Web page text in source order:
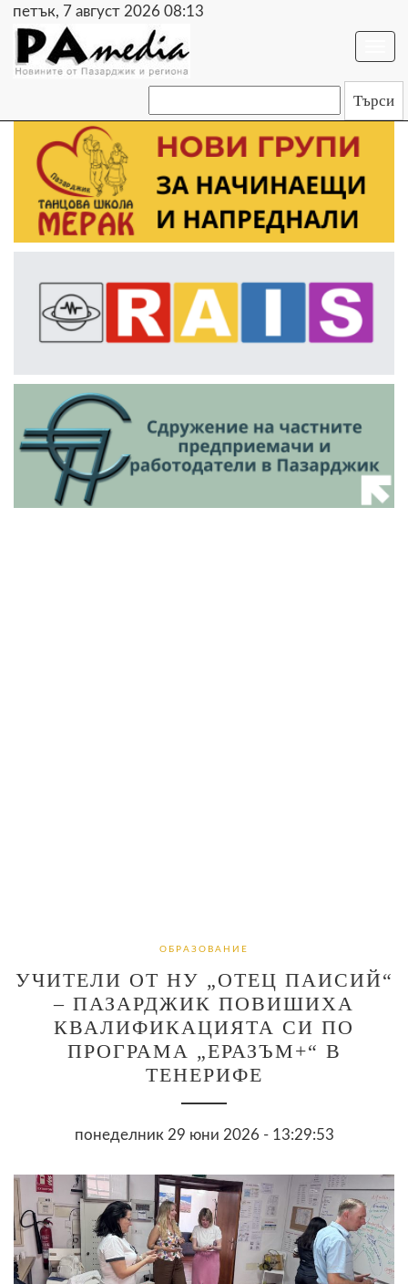
петък, 7 август 2026 08:13
ОБРАЗОВАНИЕ
УЧИТЕЛИ ОТ НУ „ОТЕЦ ПАИСИЙ“
– ПАЗАРДЖИК ПОВИШИХА
КВАЛИФИКАЦИЯТА СИ ПО
ПРОГРАМА „ЕРАЗЪМ+“ В
ТЕНЕРИФЕ
понеделник 29 юни 2026 - 13:29:53